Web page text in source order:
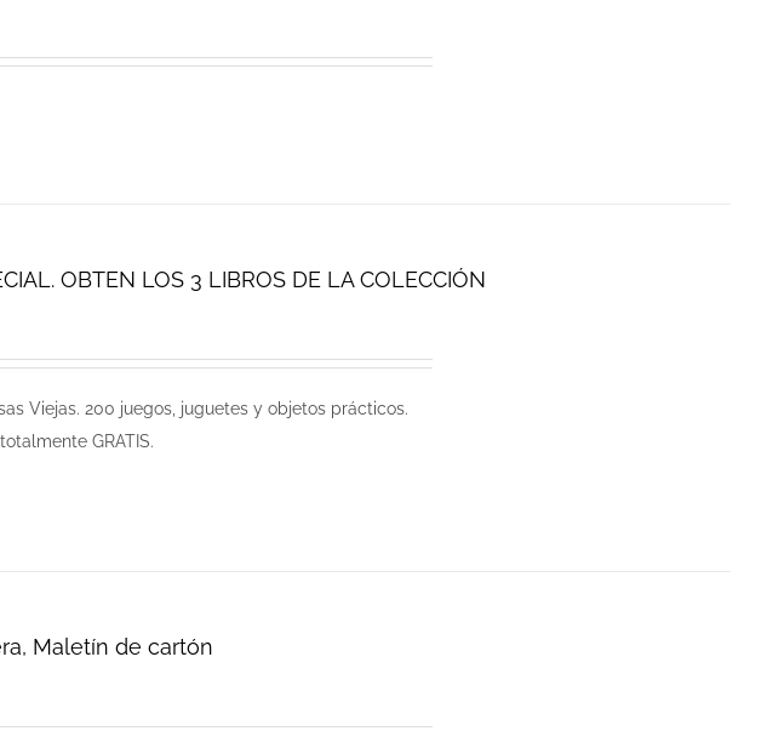
OBTEN LOS 3 LIBROS DE LA COLECCIÓN
Viejas. 200 juegos, juguetes y objetos prácticos.
GRATIS.
Maletín de cartón